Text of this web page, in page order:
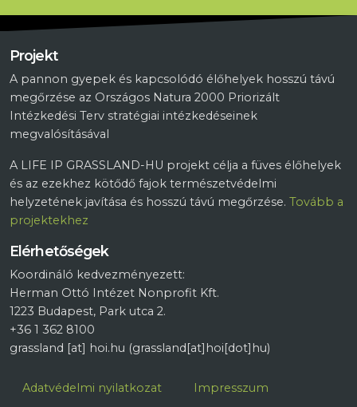
Projekt
A pannon gyepek és kapcsolódó élőhelyek hosszú távú
megőrzése az Országos Natura 2000 Priorizált
Intézkedési Terv stratégiai intézkedéseinek
megvalósításával
A LIFE IP GRASSLAND-HU projekt célja a füves élőhelyek
és az ezekhez kötődő fajok természetvédelmi
helyzetének javítása és hosszú távú megőrzése. Tovább a
projektekhez
Elérhetőségek
Koordináló kedvezményezett:
Herman Ottó Intézet Nonprofit Kft.
1223 Budapest, Park utca 2.
+36 1 362 8100
grassland [at] hoi.hu (grassland[at]hoi[dot]hu)
Lábléc
Adatvédelmi nyilatkozat Impresszum